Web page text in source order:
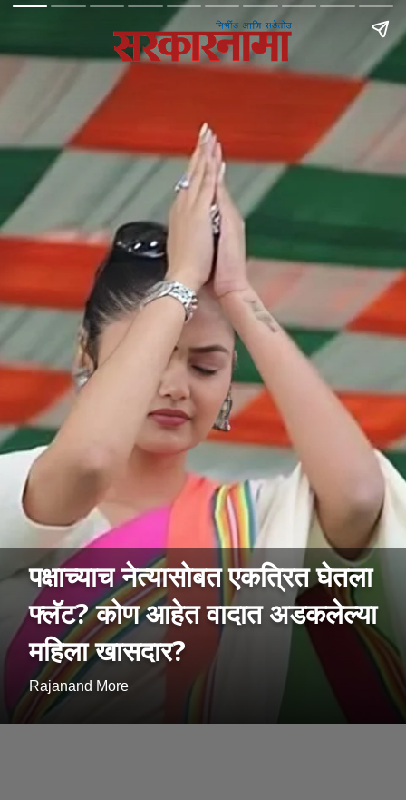
पक्षाच्याच नेत्यासोबत एकत्रित घेतला
फ्लॅट? कोण आहेत वादात अडकलेल्या
महिला खासदार?
Rajanand More